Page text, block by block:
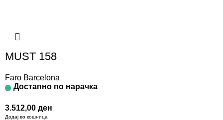
MUST 158
Faro Barcelona
Достапно по нарачка
3.512,00 ден
Додај во кошница